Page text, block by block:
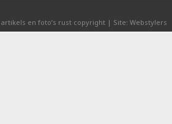
artikels en foto’s rust copyright | Site: Webstylers